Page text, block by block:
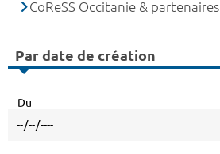
CoReSS Occitanie & partenaires
Par date de création
Du